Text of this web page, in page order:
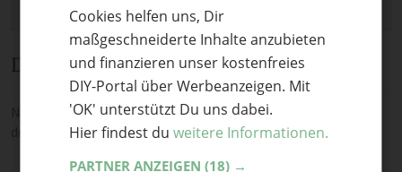
Diskussion
Noch keine Kommentare — sei die Erste oder der Erste und teile
deine Meinung.
Cookies helfen uns, Dir
maßgeschneiderte Inhalte anzubieten
und finanzieren unser kostenfreies
DIY-Portal über Werbeanzeigen. Mit
'OK' unterstützt Du uns dabei.
Hier findest du weitere Informationen.
PARTNER ANZEIGEN (18) →